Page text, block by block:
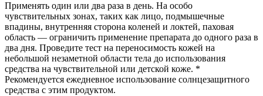
Применять один или два раза в день. На особо
чувствительных зонах, таких как лицо, подмышечные
впадины, внутренняя сторона коленей и локтей, паховая
область — ограничить применение препарата до одного раза в
два дня. Проведите тест на переносимость кожей на
небольшой незаметной области тела до использования
средства на чувствительной или детской коже. *
Рекомендуется ежедневное использование солнцезащитного
средства с этим продуктом.